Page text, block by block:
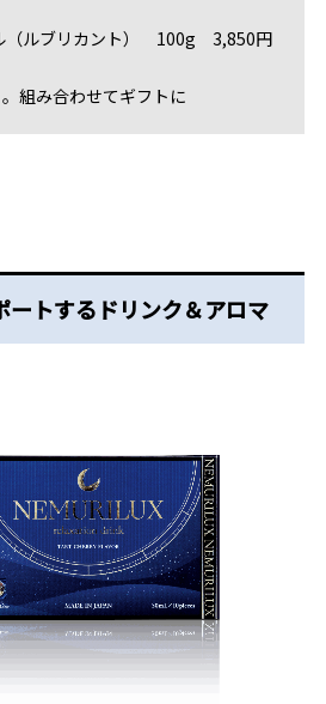
（ルブリカント） 100g 3,850円
組み合わせてギフトに
トするドリンク＆アロマ